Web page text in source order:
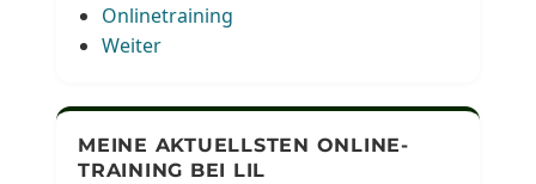
Onlinetraining
Weiter
MEINE AKTUELLSTEN ONLINE-
TRAINING BEI LIL